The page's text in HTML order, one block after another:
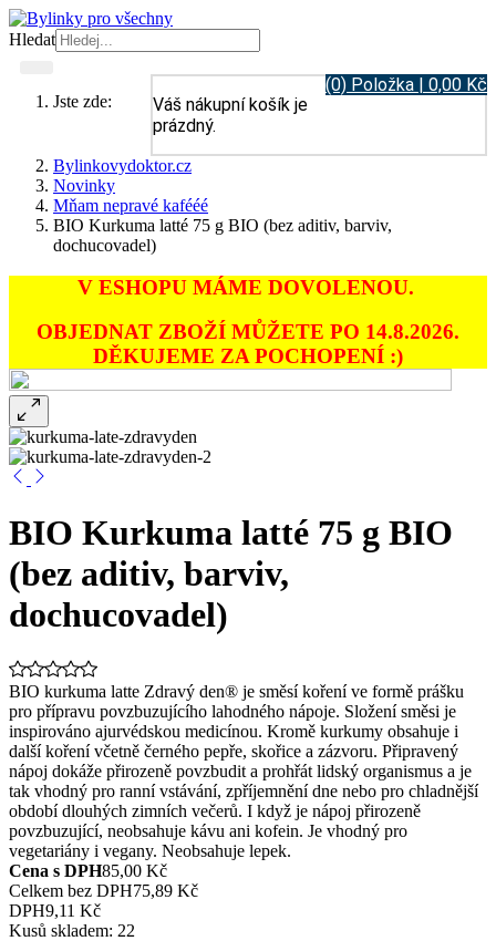
Hledat
(0) Položka | 0,00 Kč
Váš nákupní košík je
prázdný.
Jste zde:
Bylinkovydoktor.cz
Novinky
Mňam nepravé kafééé
BIO Kurkuma latté 75 g BIO (bez aditiv, barviv,
dochucovadel)
V ESHOPU MÁME DOVOLENOU.
OBJEDNAT ZBOŽÍ MŮŽETE PO 14.8.2026.
DĚKUJEME ZA POCHOPENÍ :)
BIO Kurkuma latté 75 g BIO
(bez aditiv, barviv,
dochucovadel)
BIO kurkuma latte Zdravý den® je směsí koření ve formě prášku
pro přípravu povzbuzujícího lahodného nápoje. Složení směsi je
inspirováno ajurvédskou medicínou. Kromě kurkumy obsahuje i
další koření včetně černého pepře, skořice a zázvoru. Připravený
nápoj dokáže přirozeně povzbudit a prohřát lidský organismus a je
tak vhodný pro ranní vstávání, zpříjemnění dne nebo pro chladnější
období dlouhých zimních večerů. I když je nápoj přirozeně
povzbuzující, neobsahuje kávu ani kofein. Je vhodný pro
vegetariány i vegany. Neobsahuje lepek.
Cena s DPH85,00 Kč
Celkem bez DPH75,89 Kč
DPH9,11 Kč
Kusů skladem: 22